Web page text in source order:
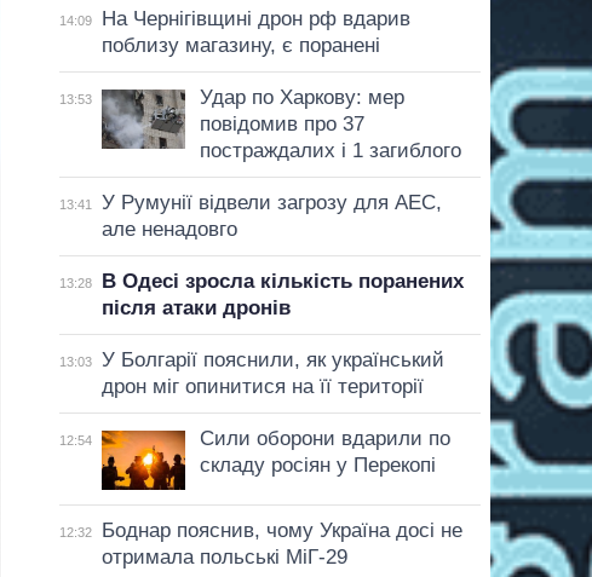
14:09
На Чернігівщині дрон рф вдарив
поблизу магазину, є поранені
13:53
Удар по Харкову: мер
повідомив про 37
постраждалих і 1 загиблого
13:41
У Румунії відвели загрозу для АЕС,
але ненадовго
13:28
В Одесі зросла кількість поранених
після атаки дронів
13:03
У Болгарії пояснили, як український
дрон міг опинитися на її території
12:54
Сили оборони вдарили по
складу росіян у Перекопі
12:32
Боднар пояснив, чому Україна досі не
отримала польські МіГ-29